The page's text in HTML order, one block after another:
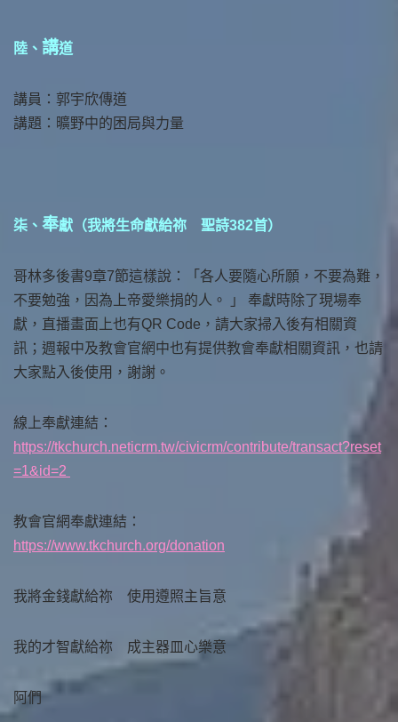
陸、 講道
講員：郭宇欣傳道
講題：曠野中的困局與力量
柒、 奉獻（我將生命獻給祢 聖詩382首）
哥林多後書9章7節這樣說：「各人要隨心所願，不要為難，
不要勉強，因為上帝愛樂捐的人。 」 奉獻時除了現場奉
獻，直播畫面上也有QR Code，請大家掃入後有相關資
訊；週報中及教會官網中也有提供教會奉獻相關資訊，也請
大家點入後使用，謝謝。
線上奉獻連結：
https://tkchurch.neticrm.tw/civicrm/contribute/transact?reset
=1&id=2
教會官網奉獻連結：
https://www.tkchurch.org/donation
我將金錢獻給祢 使用遵照主旨意
我的才智獻給祢 成主器皿心樂意
阿們